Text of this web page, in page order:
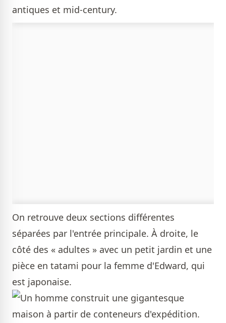
antiques et mid-century.
On retrouve deux sections différentes
séparées par l'entrée principale. À droite, le
côté des « adultes » avec un petit jardin et une
pièce en tatami pour la femme d'Edward, qui
est japonaise.